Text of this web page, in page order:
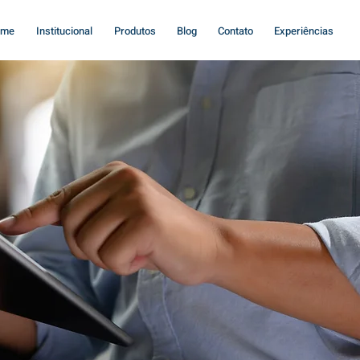
Institucional Produtos Blog Contato Experiências